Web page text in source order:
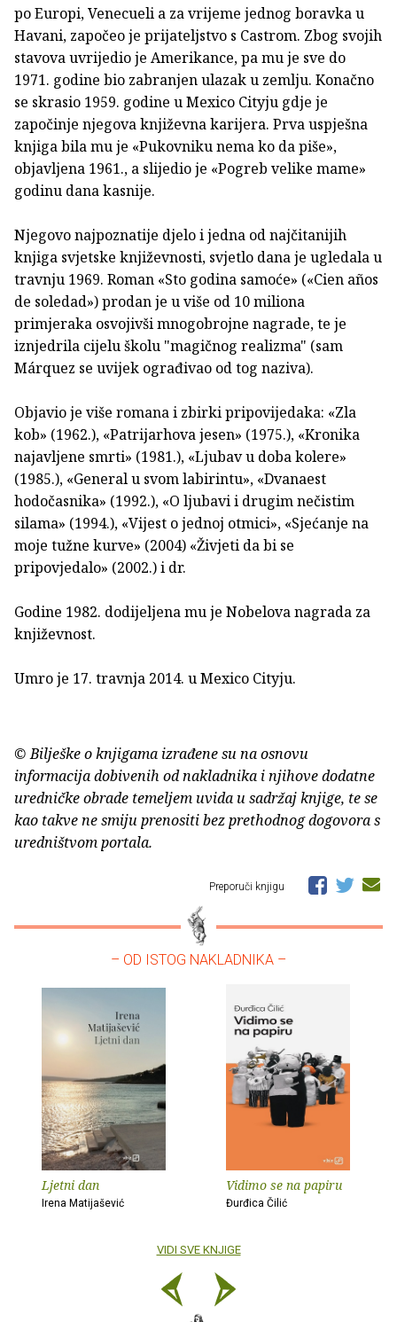
po Europi, Venecueli a za vrijeme jednog boravka u
Havani, započeo je prijateljstvo s Castrom. Zbog svojih
stavova uvrijedio je Amerikance, pa mu je sve do
1971. godine bio zabranjen ulazak u zemlju. Konačno
se skrasio 1959. godine u Mexico Cityju gdje je
započinje njegova književna karijera. Prva uspješna
knjiga bila mu je «Pukovniku nema ko da piše»,
objavljena 1961., a slijedio je «Pogreb velike mame»
godinu dana kasnije.
Njegovo najpoznatije djelo i jedna od najčitanijih
knjiga svjetske književnosti, svjetlo dana je ugledala u
travnju 1969. Roman «Sto godina samoće» («Cien años
de soledad») prodan je u više od 10 miliona
primjeraka osvojivši mnogobrojne nagrade, te je
iznjedrila cijelu školu "magičnog realizma" (sam
Márquez se uvijek ograđivao od tog naziva).
Objavio je više romana i zbirki pripovijedaka: «Zla
kob» (1962.), «Patrijarhova jesen» (1975.), «Kronika
najavljene smrti» (1981.), «Ljubav u doba kolere»
(1985.), «General u svom labirintu», «Dvanaest
hodočasnika» (1992.), «O ljubavi i drugim nečistim
silama» (1994.), «Vijest o jednoj otmici», «Sjećanje na
moje tužne kurve» (2004) «Živjeti da bi se
pripovjedalo» (2002.) i dr.
Godine 1982. dodijeljena mu je Nobelova nagrada za
književnost.
Umro je 17. travnja 2014. u Mexico Cityju.
© Bilješke o knjigama izrađene su na osnovu
informacija dobivenih od nakladnika i njihove dodatne
uredničke obrade temeljem uvida u sadržaj knjige, te se
kao takve ne smiju prenositi bez prethodnog dogovora s
uredništvom portala.
Preporuči knjigu
– OD ISTOG NAKLADNIKA –
Ljetni dan
Irena Matijašević
Vidimo se na papiru
Đurđica Čilić
VIDI SVE KNJIGE